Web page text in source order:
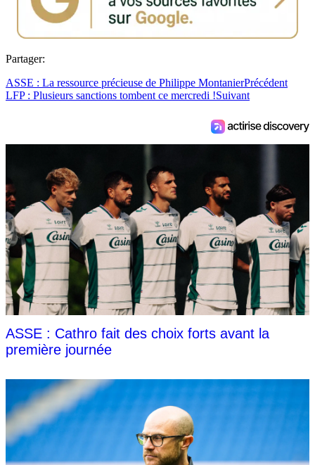
Partager:
ASSE : La ressource précieuse de Philippe MontanierPrécédent
LFP : Plusieurs sanctions tombent ce mercredi !Suivant
ASSE : Cathro fait des choix forts avant la
première journée